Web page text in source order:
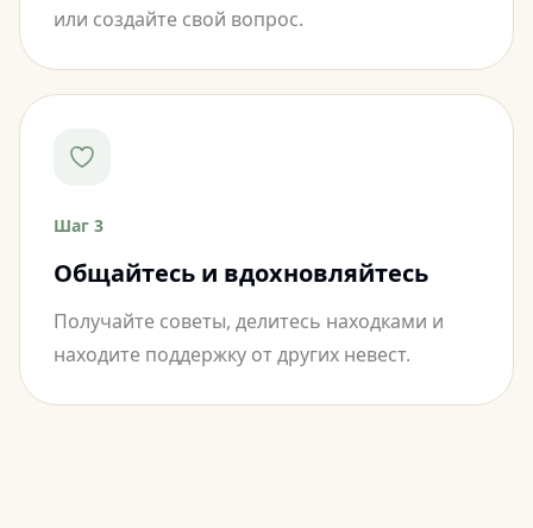
или создайте свой вопрос.
Шаг 3
Общайтесь и вдохновляйтесь
Получайте советы, делитесь находками и
находите поддержку от других невест.